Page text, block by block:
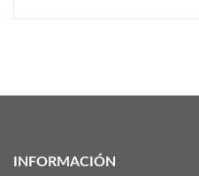
INFORMACIÓN